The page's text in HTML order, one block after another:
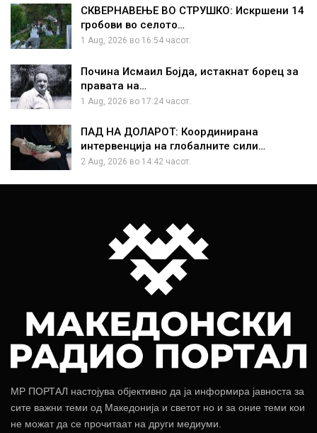
СКВЕРНАВЕЊЕ ВО СТРУШКО: Искршени 14
гробови во селото…
1 Aug, 2026 во 16:54 часот.
Почина Исмаил Бојда, истакнат борец за
правата на…
1 Aug, 2026 во 17:24 часот.
ПАД НА ДОЛАРОТ: Координирана
интервенција на глобалните сили…
2 Aug, 2026 во 14:42 часот.
МР ПОРТАЛ настојува објективно да ја информира јавноста за
сите важни теми од Македонија и светот но и за оние теми кои
не можат да се прочитаат на други медиуми.